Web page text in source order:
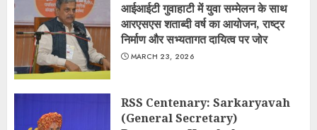
आईआईटी गुवाहाटी में युवा सम्मेलन के साथ
आरएसएस शताब्दी वर्ष का आयोजन, राष्ट्र
निर्माण और सभ्यतागत दायित्व पर जोर
MARCH 23, 2026
RSS Centenary: Sarkaryavah
(General Secretary)